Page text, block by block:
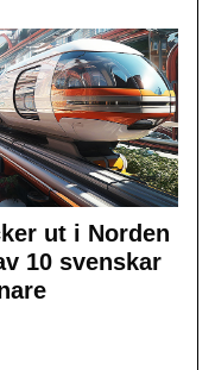
ut i Norden
10 svenskar